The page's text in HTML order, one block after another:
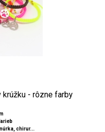
krúžku - rôzne farby
chirur...